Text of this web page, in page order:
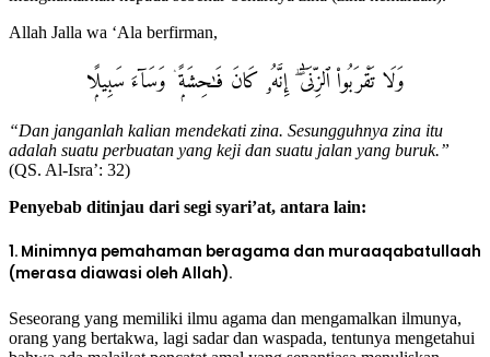
Allah Jalla wa ‘Ala berfirman,
وَلَا تَقْرَبُوا۟ ٱلزِّنَىٰٓ ۖ إِنَّهُۥ كَانَ فَـٰحِشَةًۭ ۛ وَسَآءَ سَبِيلًۭا
“Dan janganlah kalian mendekati zina. Sesungguhnya zina itu
adalah suatu perbuatan yang keji dan suatu jalan yang buruk.”
(QS. Al-Isra’: 32)
Penyebab ditinjau dari segi syari’at, antara lain:
1. Minimnya pemahaman beragama dan muraaqabatullaah
(merasa diawasi oleh Allah).
Seseorang yang memiliki ilmu agama dan mengamalkan ilmunya,
orang yang bertakwa, lagi sadar dan waspada, tentunya mengetahui